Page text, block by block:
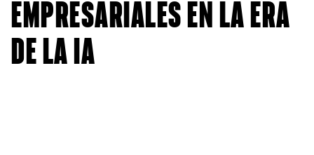
EMPRESARIALES EN LA ERA
DE LA IA